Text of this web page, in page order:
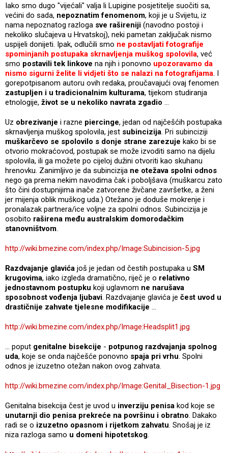
Iako smo dugo "vijećali" valja li Lupigine posjetitelje suočiti sa,
većini do sada, nepoznatim fenomenom, koji je u Svijetu, iz
nama nepoznatog razloga sve rašireniji (navodno postoji i
nekoliko slučajeva u Hrvatskoj), neki pametan zaključak nismo
uspijeli donijeti. Ipak, odlučili smo ne postavljati fotografije
spominjanih postupaka skrnavljenja muškog spolovila, već
smo postavili tek linkove na njih i ponovno upozoravamo da
nismo sigurni želite li vidjeti što se nalazi na fotografijama. I
gorepotpisanom autoru ovih redaka, proučavajući ovaj fenomen
zastupljen i u tradicionalnim kulturama, tijekom studiranja
etnologije, život se u nekoliko navrata zgadio ...
Uz obrezivanje i razne piercinge, jedan od najčešćih postupaka
skrnavljenja muškog spolovila, jest subincizija. Pri subinciziji
muškarčevo se spolovilo s donje strane zarezuje kako bi se
otvorio mokraćovod, postupak se može izvoditi samo na dijelu
spolovila, ili ga možete po cijeloj dužini otvoriti kao skuhanu
hrenovku. Zanimljivo je da subincizija ne otežava spolni odnos
nego ga prema nekim navodima čak i poboljšava (muškarcu zato
što čini dostupnijima inače zatvorene živčane završetke, a ženi
jer mijenja oblik muškog uda.) Otežano je doduše mokrenje i
pronalazak partnera/ice voljne za spolni odnos. Subincizija je
osobito raširena među australskim domorodačkim
stanovništvom.
http://wiki.bmezine.com/index.php/Image:Subincision-5.jpg
Razdvajanje glavića još je jedan od čestih postupaka u SM
krugovima, iako izgleda dramatično, riječ je o relativno
jednostavnom postupku koji uglavnom ne narušava
sposobnost vođenja ljubavi. Razdvajanje glavića je čest uvod u
drastičnije zahvate tjelesne modifikacije ...
http://wiki.bmezine.com/index.php/Image:Headsplit1.jpg
... poput genitalne bisekcije - potpunog razdvajanja spolnog
uda, koje se onda najčešće ponovno spaja pri vrhu. Spolni
odnos je izuzetno otežan nakon ovog zahvata.
http://wiki.bmezine.com/index.php/Image:Genital_Bisection-1.jpg
Genitalna bisekcija čest je uvod u inverziju penisa kod koje se
unutarnji dio penisa prekreće na površinu i obratno. Dakako
radi se o izuzetno opasnom i rijetkom zahvatu. Snošaj je iz
niza razloga samo u domeni hipotetskog.